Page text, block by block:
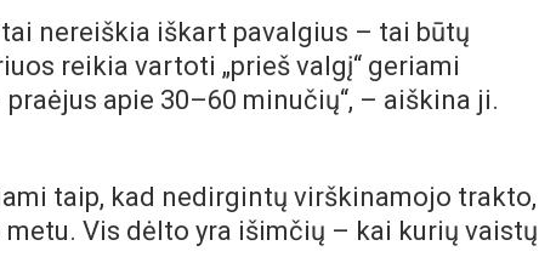
nereiškia iškart pavalgius – tai būtų
reikia vartoti „prieš valgį“ geriami
apie 30–60 minučių“, – aiškina ji.
taip, kad nedirgintų virškinamojo trakto,
Vis dėlto yra išimčių – kai kurių vaistų